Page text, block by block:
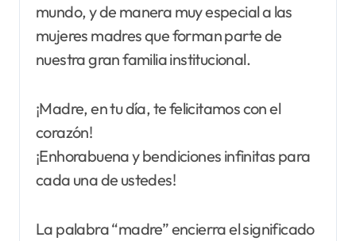
mundo, y de manera muy especial a las
mujeres madres que forman parte de
nuestra gran familia institucional.
¡Madre, en tu día, te felicitamos con el
corazón!
¡Enhorabuena y bendiciones infinitas para
cada una de ustedes!
La palabra “madre” encierra el significado